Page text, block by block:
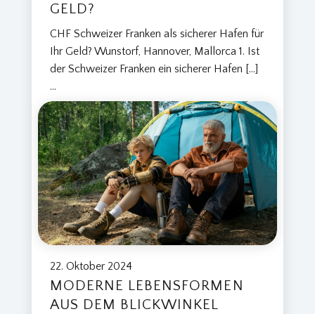
GELD?
CHF Schweizer Franken als sicherer Hafen für
Ihr Geld? Wunstorf, Hannover, Mallorca 1. Ist
der Schweizer Franken ein sicherer Hafen […]
...
22. Oktober 2024
MODERNE LEBENSFORMEN
AUS DEM BLICKWINKEL